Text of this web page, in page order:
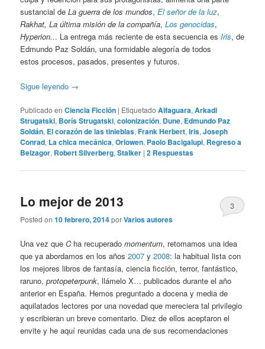
sustancial deLa guerra de los mundos,El señor de la luz,
Rakhat, La última misión de la compañía,Los genocidas,
Hyperion... La entrega más reciente de esta secuencia es Iris, de
Edmundo Paz Soldán, una formidable alegoría de todos
estos procesos, pasados, presentes y futuros.
Sigue leyendo →
Publicado en Ciencia Ficción | Etiquetado Alfaguara,Arkadi
Strugatski, Borís Strugatski,colonización, Dune, Edmundo Paz
Soldán, El corazón de las tinieblas,Frank Herbert,Iris,Joseph
Conrad, La chica mecánica,Orlowen, Paolo Bacigalupi, Regreso a
Belzagor, Robert Silverberg,Stalker |2 Respuestas
Lo mejor de 2013
Posted on10 febrero, 2014porVarios autores
3
Una vez queCha recuperadomomentum, retomamos una idea
que ya abordamos en los años2007 y2008: la habitual lista con
los mejores libros de fantasía, ciencia ficción, terror, fantástico,
raruno,protopeterpunk, llámelo X… publicados durante el año
anterior en España. Hemos preguntado a docena y media de
aquilatados lectores por una novedad que mereciera tal privilegio
y escribieran un breve comentario. Diez de ellos aceptaron el
envite y he aquí reunidas cada una de sus recomendaciones